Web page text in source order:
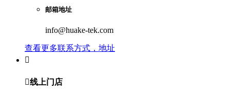
邮箱地址
info@huake-tek.com
查看更多联系方式，地址

线上门店